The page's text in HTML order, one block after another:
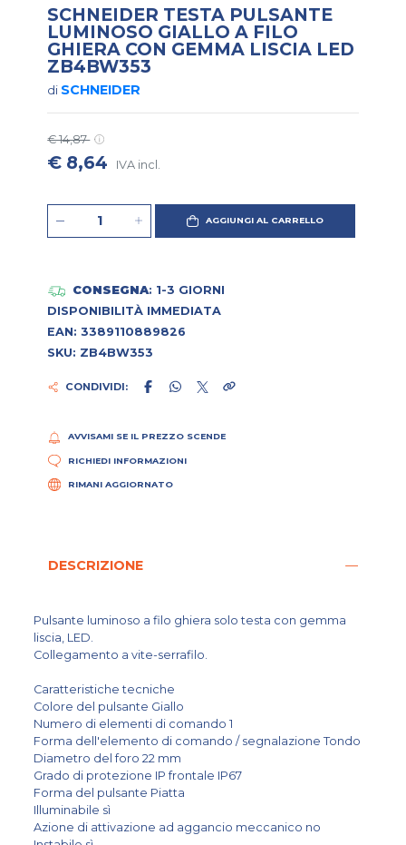
SCHNEIDER TESTA PULSANTE
LUMINOSO GIALLO A FILO
GHIERA CON GEMMA LISCIA LED
ZB4BW353
di SCHNEIDER
€ 14,87
€ 8,64 IVA incl.
AGGIUNGI AL CARRELLO
CONSEGNA: 1-3 GIORNI
DISPONIBILITÀ IMMEDIATA
EAN: 3389110889826
SKU: ZB4BW353
CONDIVIDI:
AVVISAMI SE IL PREZZO SCENDE
RICHIEDI INFORMAZIONI
RIMANI AGGIORNATO
DESCRIZIONE
Pulsante luminoso a filo ghiera solo testa con gemma
liscia, LED.
Collegamento a vite-serrafilo.
Caratteristiche tecniche
Colore del pulsante Giallo
Numero di elementi di comando 1
Forma dell'elemento di comando / segnalazione Tondo
Diametro del foro 22 mm
Grado di protezione IP frontale IP67
Forma del pulsante Piatta
Illuminabile sì
Azione di attivazione ad aggancio meccanico no